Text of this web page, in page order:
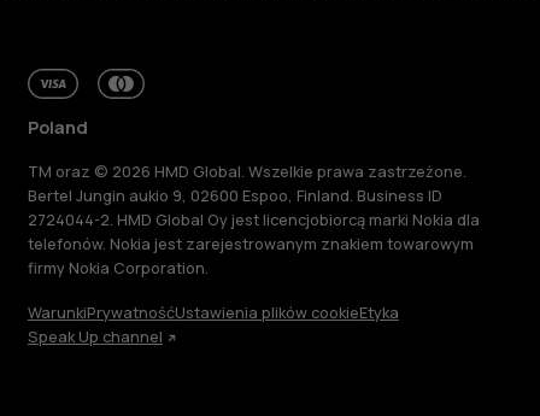
Poland
TM oraz © 2026 HMD Global. Wszelkie prawa zastrzeżone.
Bertel Jungin aukio 9, 02600 Espoo, Finland. Business ID
2724044-2. HMD Global Oy jest licencjobiorcą marki Nokia dla
telefonów. Nokia jest zarejestrowanym znakiem towarowym
firmy Nokia Corporation.
WarunkiPrywatnośćUstawienia plików cookieEtyka
Speak Up channel